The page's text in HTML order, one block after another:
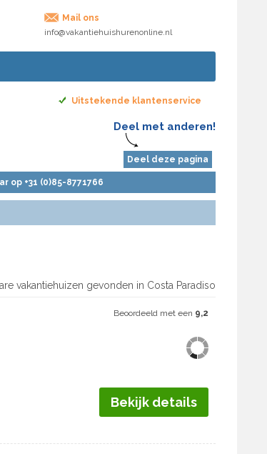
Mail ons
info@vakantiehuishurenonline.nl
Uitstekende klantenservice
Deel met anderen!
Deel deze pagina
+31 (0)85-8771766
vakantiehuizen gevonden in Costa Paradiso
Beoordeeld met een 9,2
Bekijk details